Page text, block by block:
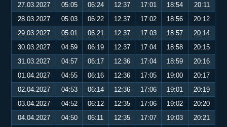
27.03.2027
05:05 06:24 12:37 17:01 18:54
20:11
28.03.2027
05:03 06:22 12:37 17:02 18:56
20:12
29.03.2027
05:01 06:21 12:37 17:03 18:57
20:14
30.03.2027
04:59 06:19 12:37 17:04 18:58
20:15
31.03.2027
04:57 06:17 12:36 17:04 18:59
20:16
01.04.2027
04:55 06:16 12:36 17:05 19:00
20:17
02.04.2027
04:53 06:14 12:36 17:06 19:01
20:19
03.04.2027
04:52 06:12 12:35 17:06 19:02
20:20
04.04.2027
04:50 06:11 12:35 17:07 19:03
20:21